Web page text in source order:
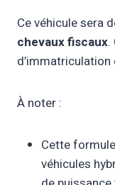
Ce véhicule sera
chevaux fiscaux.
d’immatriculation
À noter :
Cette
véhicules